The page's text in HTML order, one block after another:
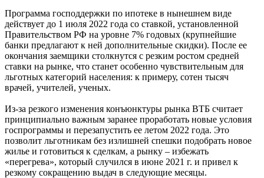
Программа господдержки по ипотеке в нынешнем виде
действует до 1 июля 2022 года со ставкой, установленной
Правительством РФ на уровне 7% годовых (крупнейшие
банки предлагают к ней дополнительные скидки). После ее
окончания заемщики столкнутся с резким ростом средней
ставки на рынке, что станет особенно чувствительным для
льготных категорий населения: к примеру, сотен тысяч
врачей, учителей, ученых.
Из-за резкого изменения конъюнктуры рынка ВТБ считает
принципиально важным заранее проработать новые условия
госпрограммы и перезапустить ее летом 2022 года. Это
позволит льготникам без излишней спешки подобрать новое
жилье и готовиться к сделкам, а рынку – избежать
«перегрева», который случился в июне 2021 г. и привел к
резкому сокращению выдач в следующие месяцы.